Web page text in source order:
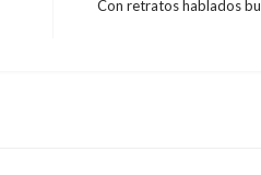
Con retratos hablados